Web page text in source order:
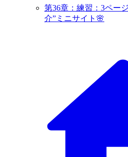
第36章：練習：3ペー
介”ミニサイト🌸